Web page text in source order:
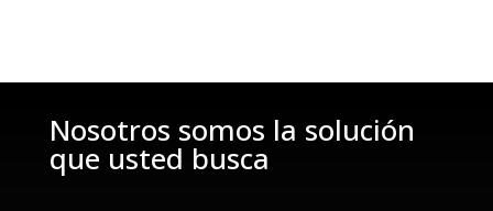
Nosotros somos la solución
que usted busca